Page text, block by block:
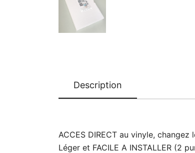
Description
ACCES DIRECT au vinyle,
Léger et FACILE A INSTALLER (2